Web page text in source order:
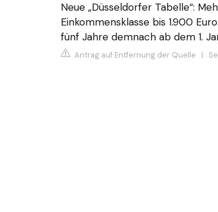
Neue „Düsseldorfer Tabelle“:
Einkommensklasse bis 1.900
fünf Jahre demnach ab dem 1.
Antrag auf Entfernung der Quelle |